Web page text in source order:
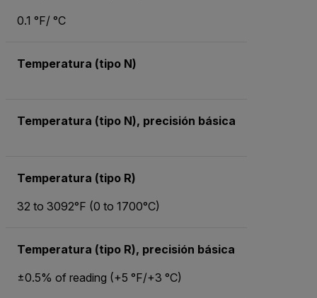
0.1 °F/ °C
Temperatura (tipo N)
Temperatura (tipo N), precisión básica
Temperatura (tipo R)
32 to 3092°F (0 to 1700°C)
Temperatura (tipo R), precisión básica
±0.5% of reading (+5 °F/+3 °C)